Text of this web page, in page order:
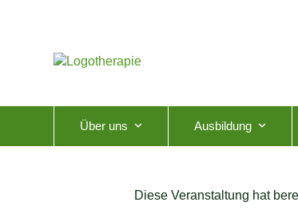
Über uns Ausbildung
Diese Veranstaltung hat